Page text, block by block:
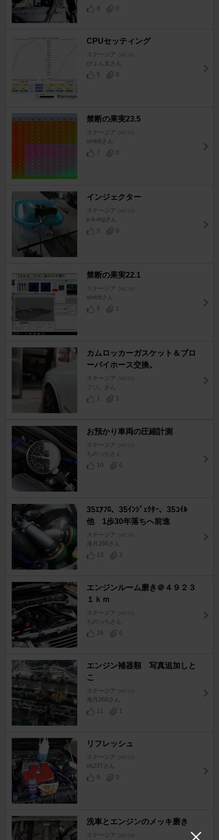
8
0
CPUセッティング
ステージア [WC34]
ぴょん太さん
5
0
禁断の果実23.5
ステージア [WC34]
sinkitiさん
7
0
インジェクター
ステージア [WC34]
p-k-ingさん
5
0
禁断の果実22.1
ステージア [WC34]
sinkitiさん
5
1
カムロッカーガスケット＆ブロ
ーバイホース交換。
ステージア [WC34]
フジ。さん
1
1
お預かり車両の圧縮計測
ステージア [WC34]
ちのっちさん
10
0
35ｴｱﾌﾛ、35ｲﾝｼﾞｪｸﾀｰ、35ｺｲﾙ
他 1歩30年落ちへ前進
ステージア [WC34]
海月260さん
13
2
エンジンルーム磨き＠４９２３
１ｋｍ
ステージア [WC34]
ちのっちさん
26
0
エンジン補器類 写真追加しと
こ
ステージア [WC34]
海月260さん
11
1
リフレッシュ
ステージア [WC34]
ek23Tさん
8
0
洗車とエンジンのメッキ磨き
ステージア [WC34]